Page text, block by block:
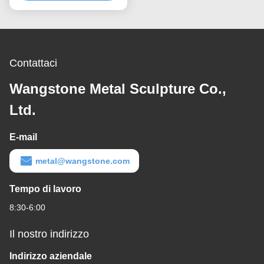
Contattaci
Wangstone Metal Sculpture Co.,
Ltd.
E-mail
metal@wangstone.com
Tempo di lavoro
8:30-6:00
Il nostro indirizzo
Indirizzo aziendale